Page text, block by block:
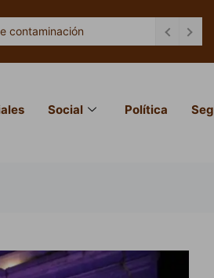
contaminación
Social Política